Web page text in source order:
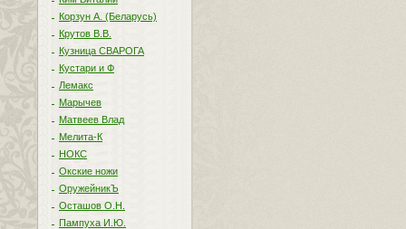
Корзун А. (Беларусь)
Крутов В.В.
Кузница СВАРОГА
Кустари и Ф
Лемакс
Марычев
Матвеев Влад
Мелита-К
НОКС
Окские ножи
ОружейникЪ
Осташов О.Н.
Пампуха И.Ю.